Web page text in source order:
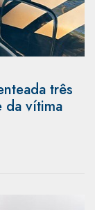
três
da vítima